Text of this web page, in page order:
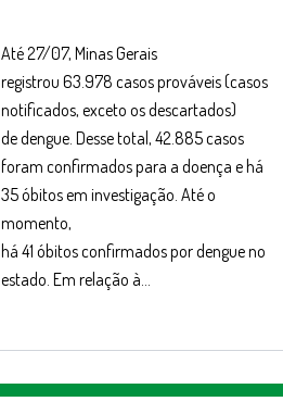
Até 27/07, Minas Gerais
registrou 63.978 casos prováveis (casos
notificados, exceto os descartados)
de dengue. Desse total, 42.885 casos
foram confirmados para a doença e há
35 óbitos em investigação. Até o
momento,
há 41 óbitos confirmados por dengue no
estado. Em relação à…